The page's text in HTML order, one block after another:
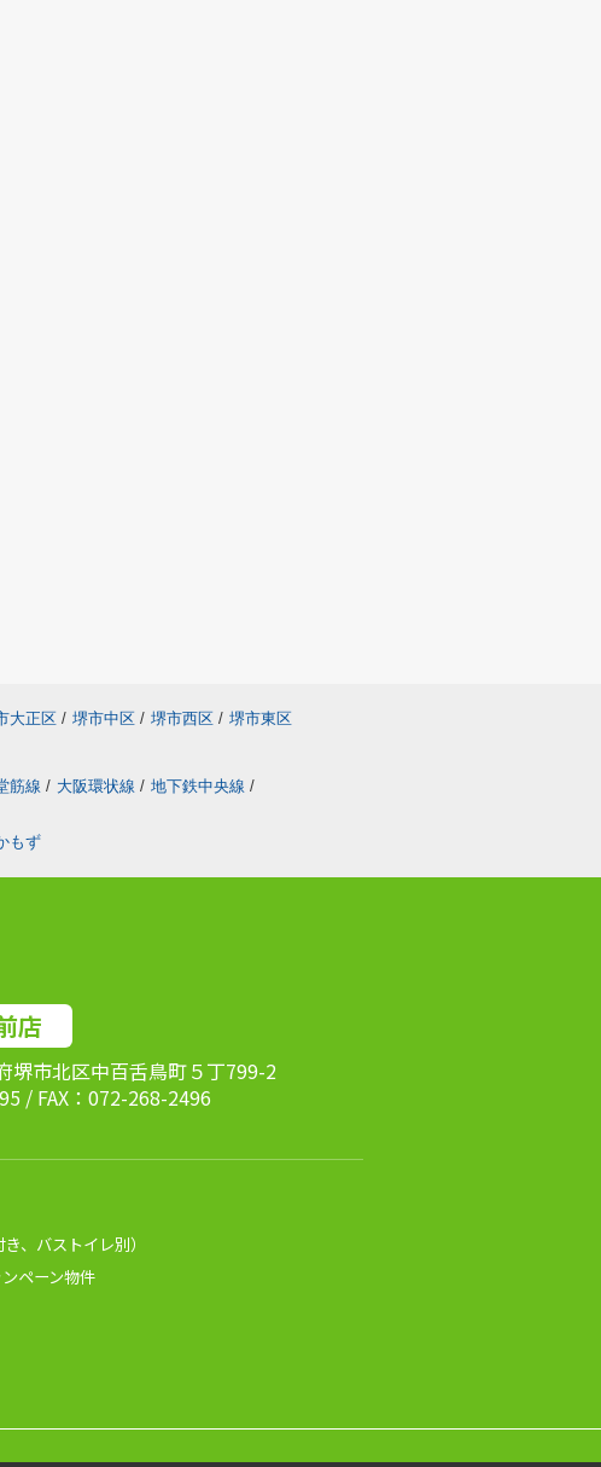
大正区 / 堺市中区 / 堺市西区 / 堺市東区
筋線 / 大阪環状線 / 地下鉄中央線 /
もず
店
堺市北区中百舌鳥町５丁799-2
/ FAX：072-268-2496
、バストイレ別）
ペーン物件